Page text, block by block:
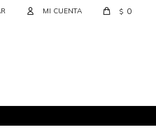
$ 0